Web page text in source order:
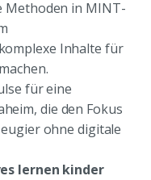
Methoden in MINT-
Inhalte für
für eine
die den Fokus
ohne digitale
lernen kinder